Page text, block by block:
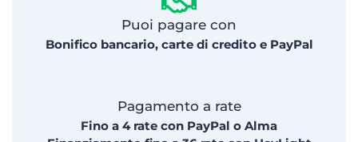
Puoi pagare con
Bonifico bancario, carte di credito e PayPal
Pagamento a rate
Fino a 4 rate con PayPal o Alma